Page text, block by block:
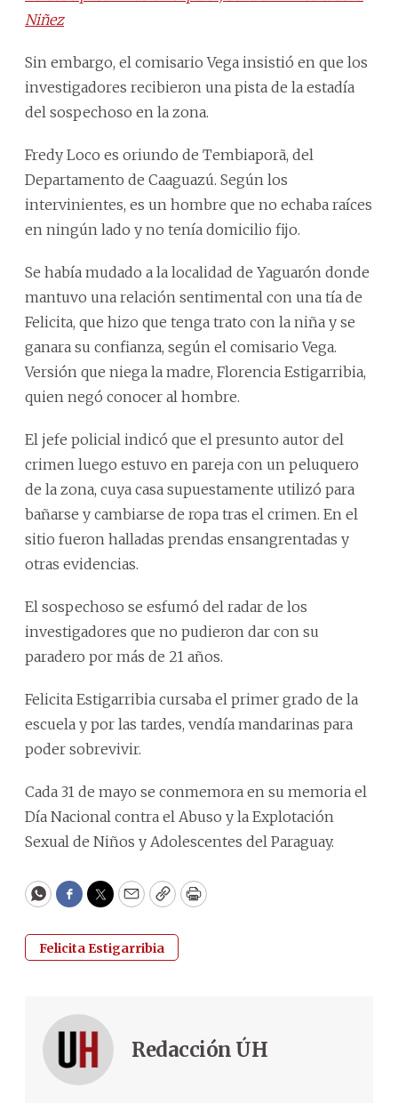
Niñez
Sin embargo, el comisario Vega insistió en que los
investigadores recibieron una pista de la estadía
del sospechoso en la zona.
Fredy Loco es oriundo de Tembiaporã, del
Departamento de Caaguazú. Según los
intervinientes, es un hombre que no echaba raíces
en ningún lado y no tenía domicilio fijo.
Se había mudado a la localidad de Yaguarón donde
mantuvo una relación sentimental con una tía de
Felicita, que hizo que tenga trato con la niña y se
ganara su confianza, según el comisario Vega.
Versión que niega la madre, Florencia Estigarribia,
quien negó conocer al hombre.
El jefe policial indicó que el presunto autor del
crimen luego estuvo en pareja con un peluquero
de la zona, cuya casa supuestamente utilizó para
bañarse y cambiarse de ropa tras el crimen. En el
sitio fueron halladas prendas ensangrentadas y
otras evidencias.
El sospechoso se esfumó del radar de los
investigadores que no pudieron dar con su
paradero por más de 21 años.
Felicita Estigarribia cursaba el primer grado de la
escuela y por las tardes, vendía mandarinas para
poder sobrevivir.
Cada 31 de mayo se conmemora en su memoria el
Día Nacional contra el Abuso y la Explotación
Sexual de Niños y Adolescentes del Paraguay.
WhatsApp
Facebook
Twitter
EmailCopyPrint
Felicita Estigarribia
Redacción ÚH